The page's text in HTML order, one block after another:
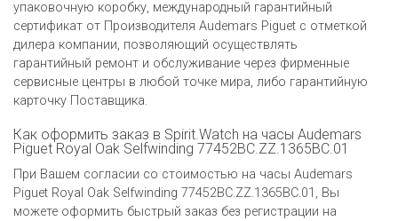
упаковочную коробку, международный гарантийный
сертификат от Производителя Audemars Piguet c отметкой
дилера компании, позволяющий осуществлять
гарантийный ремонт и обслуживание через фирменные
сервисные центры в любой точке мира, либо гарантийную
карточку Поставщика.
Как оформить заказ в Spirit.Watch на часы Audemars
Piguet Royal Oak Selfwinding 77452BC.ZZ.1365BC.01
При Вашем согласии со стоимостью на часы Audemars
Piguet Royal Oak Selfwinding 77452BC.ZZ.1365BC.01, Вы
можете оформить быстрый заказ без регистрации на